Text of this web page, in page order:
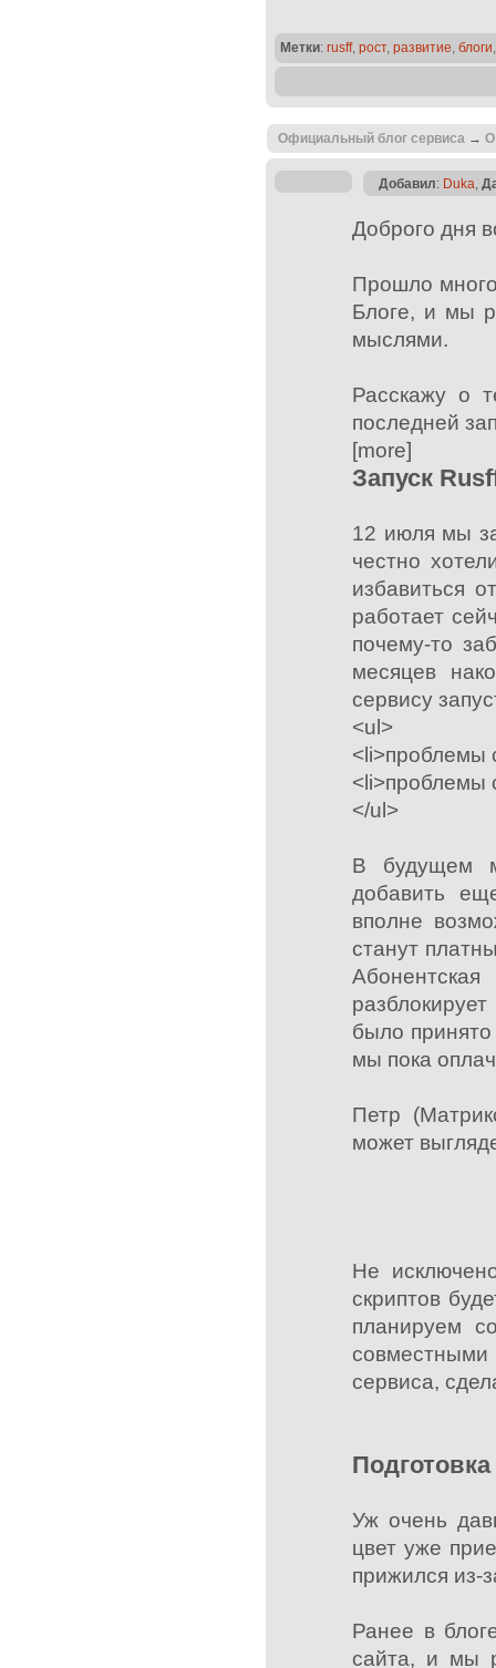
Метки: rusff, рост, развитие, блоги
Официальный блог сервиса →О
Добавил: Duka,
Доброго дня
Прошло
Блоге, и мы
мыслями.
Расскажу о
последней
[more]
Запуск
12 июля мы
честно
избавиться
работает
почему-то
месяцев
сервису
<ul>
<li>проблемы
<li>проблемы
</ul>
В будущем
добавить
вполне
станут
было принято
мы пока
Петр
может
Не
скриптов
планируем
сервиса,
Уж очень
цвет уже
прижился из-
Ранее в
сайта, и мы